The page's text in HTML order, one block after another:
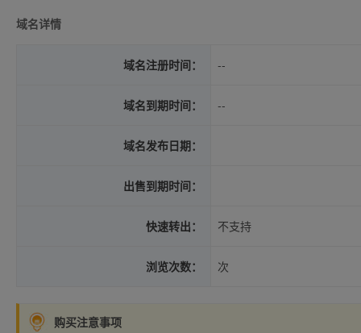
域名详情
域名注册时间： --
域名到期时间： --
域名发布日期：
出售到期时间：
快速转出： 不支持
浏览次数： 次
购买注意事项